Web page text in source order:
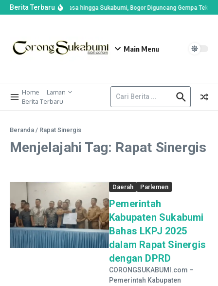
Berita Terbaru
Getarannya Terasa hingga Sukabumi, Bogor Diguncang Gempa
Main Menu
Home
Laman
Berita Terbaru
Beranda / Rapat Sinergis
Menjelajahi Tag: Rapat Sinergis
Daerah Parlemen
Pemerintah
Kabupaten Sukabumi
Bahas LKPJ 2025
dalam Rapat Sinergis
dengan DPRD
CORONGSUKABUMI.com –
Pemerintah Kabupaten